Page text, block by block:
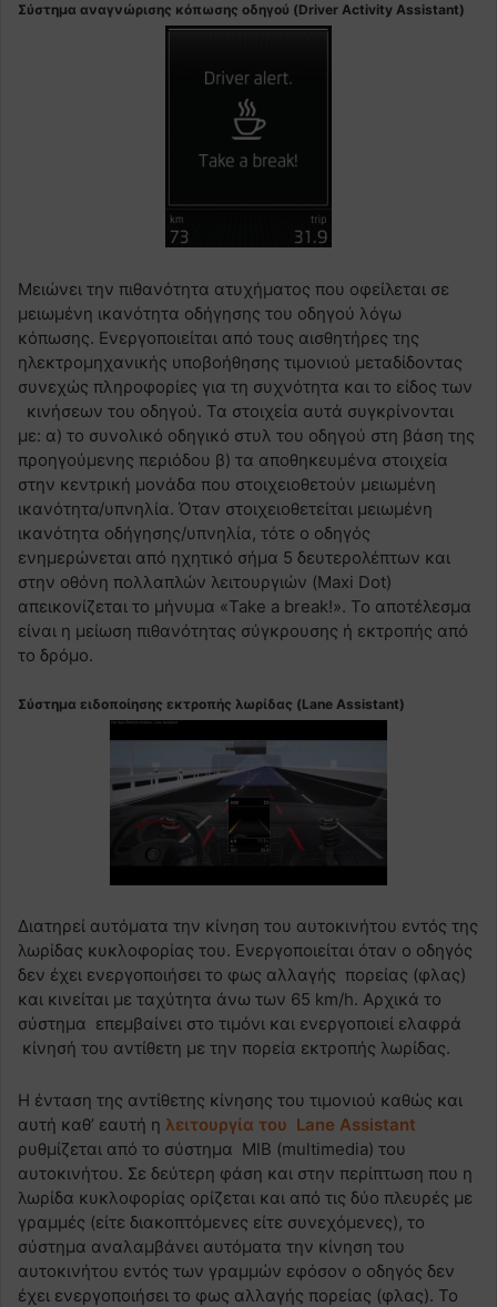
Σύστημα αναγνώρισης κόπωσης οδηγού (Driver Activity Assistant)
Μειώνει την πιθανότητα ατυχήματος που οφείλεται σε
μειωμένη ικανότητα οδήγησης του οδηγού λόγω
κόπωσης. Ενεργοποιείται από τους αισθητήρες της
ηλεκτρομηχανικής υποβοήθησης τιμονιού μεταδίδοντας
συνεχώς πληροφορίες για τη συχνότητα και το είδος των
κινήσεων του οδηγού. Τα στοιχεία αυτά συγκρίνονται
με: α) το συνολικό οδηγικό στυλ του οδηγού στη βάση της
προηγούμενης περιόδου β) τα αποθηκευμένα στοιχεία
στην κεντρική μονάδα που στοιχειοθετούν μειωμένη
ικανότητα/υπνηλία. Όταν στοιχειοθετείται μειωμένη
ικανότητα οδήγησης/υπνηλία, τότε ο οδηγός
ενημερώνεται από ηχητικό σήμα 5 δευτερολέπτων και
στην οθόνη πολλαπλών λειτουργιών (Maxi Dot)
απεικονίζεται το μήνυμα «Take a break!». Το αποτέλεσμα
είναι η μείωση πιθανότητας σύγκρουσης ή εκτροπής από
το δρόμο.
Σύστημα ειδοποίησης εκτροπής λωρίδας (Lane Assistant)
Διατηρεί αυτόματα την κίνηση του αυτοκινήτου εντός της
λωρίδας κυκλοφορίας του. Ενεργοποιείται όταν ο οδηγός
δεν έχει ενεργοποιήσει το φως αλλαγής πορείας (φλας)
και κινείται με ταχύτητα άνω των 65 km/h. Αρχικά το
σύστημα επεμβαίνει στο τιμόνι και ενεργοποιεί ελαφρά
κίνησή του αντίθετη με την πορεία εκτροπής λωρίδας.
Η ένταση της αντίθετης κίνησης του τιμονιού καθώς και
αυτή καθ’ εαυτή η λειτουργία του Lane Assistant
ρυθμίζεται από το σύστημα MIB (multimedia) του
αυτοκινήτου. Σε δεύτερη φάση και στην περίπτωση που η
λωρίδα κυκλοφορίας ορίζεται και από τις δύο πλευρές με
γραμμές (είτε διακοπτόμενες είτε συνεχόμενες), το
σύστημα αναλαμβάνει αυτόματα την κίνηση του
αυτοκινήτου εντός των γραμμών εφόσον ο οδηγός δεν
έχει ενεργοποιήσει το φως αλλαγής πορείας (φλας). Το